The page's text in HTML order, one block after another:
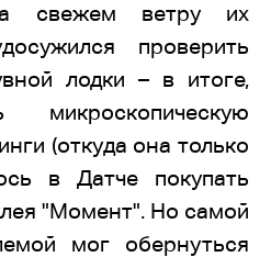
свежем ветру их
проверить
лодки – в итоге,
микроскопическую
(откуда она только
в Датче покупать
"Момент". Но самой
мог обернуться